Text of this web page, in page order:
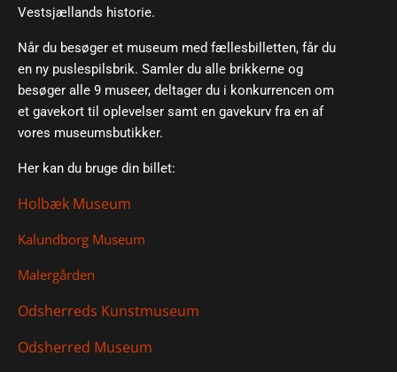
Vestsjællands historie.
Når du besøger et museum med fællesbilletten, får du
en ny puslespilsbrik. Samler du alle brikkerne og
besøger alle 9 museer, deltager du i konkurrencen om
et gavekort til oplevelser samt en gavekurv fra en af
vores museumsbutikker.
Her kan du bruge din billet:
Holbæk Museum
Kalundborg Museum
Malergården
Odsherreds Kunstmuseum
Odsherred Museum